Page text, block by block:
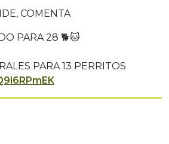
COMENTA
PARA 28 🐕🐱
PARA 13 PERRITOS